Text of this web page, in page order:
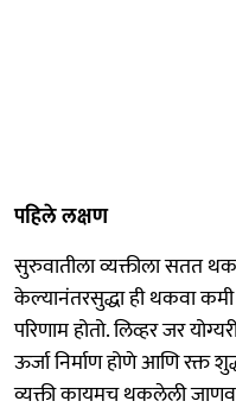
पहिले लक्षण
सुरुवातीला व्यक्तीला सतत
केल्यानंतरसुद्धा ही थकवा कमी
परिणाम होतो. लिव्हर जर
ऊर्जा निर्माण होणे आणि रक्त
व्यक्ती कायमच थकलेली